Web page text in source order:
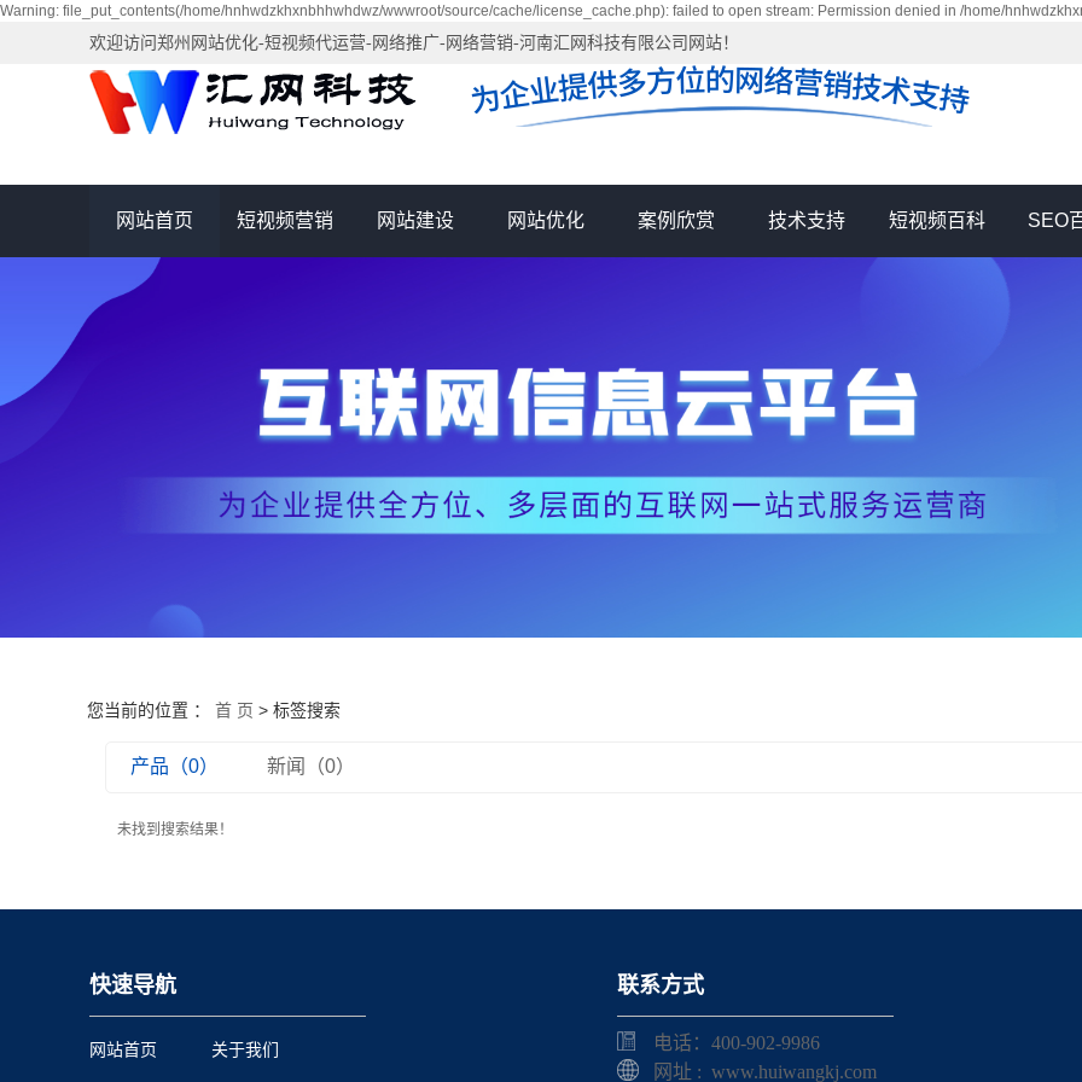
Warning: file_put_contents(/home/hnhwdzkhxnbhhwhdwz/wwwroot/source/cache/license_cache.php): failed to open stream: Permission denied in /home/
欢迎访问郑州网站优化-短视频代运营-网络推广-网络营销-河南汇网科技有限公司网站！
网站首页 短视频营销 网站建设 网站优化 案例欣赏
短视频运营
技术支持
网络推广
汇网新闻
短视频百科 SEO
您当前的位置 ： 首 页 > 标签搜索
产品（0） 新闻（0）
未找到搜索结果！
快速导航
网站首页 关于我们
联系方式
电话：400-902-9986
网址 : www.huiwangkj.com